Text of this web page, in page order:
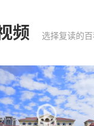
在线咨询
频 选择复读的